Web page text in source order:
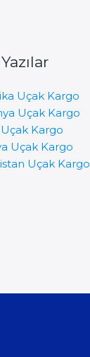
Uçak Kargo
Uçak Kargo
Kargo
Uçak Kargo
Uçak Kargo